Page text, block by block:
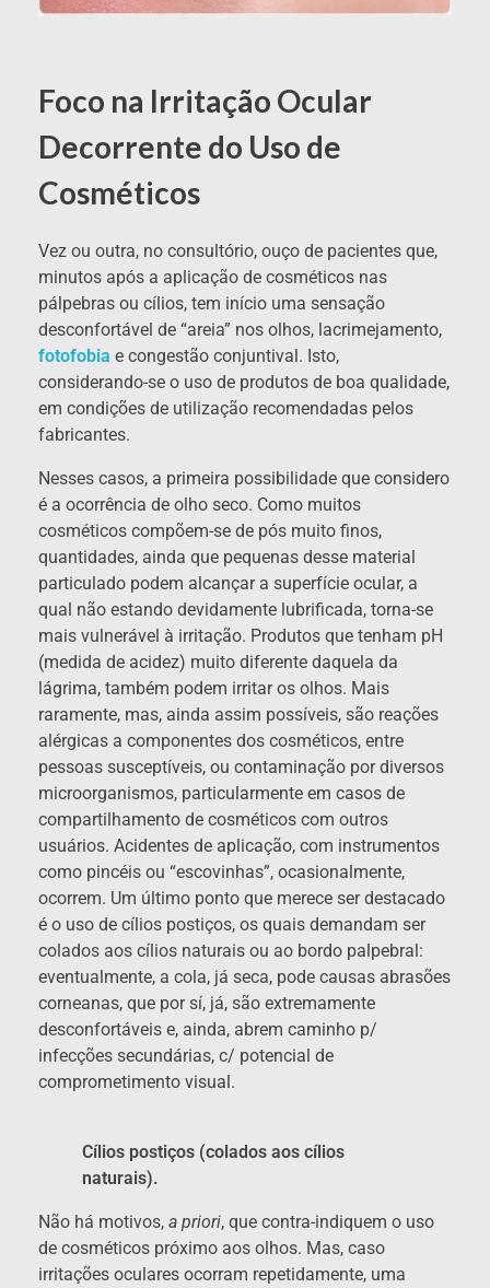
Foco na Irritação Ocular
Decorrente do Uso de
Cosméticos
Vez ou outra, no consultório, ouço de pacientes que,
minutos após a aplicação de cosméticos nas
pálpebras ou cílios, tem início uma sensação
desconfortável de “areia” nos olhos, lacrimejamento,
fotofobia e congestão conjuntival. Isto,
considerando-se o uso de produtos de boa qualidade,
em condições de utilização recomendadas pelos
fabricantes.
Nesses casos, a primeira possibilidade que considero
é a ocorrência de olho seco. Como muitos
cosméticos compõem-se de pós muito finos,
quantidades, ainda que pequenas desse material
particulado podem alcançar a superfície ocular, a
qual não estando devidamente lubrificada, torna-se
mais vulnerável à irritação. Produtos que tenham pH
(medida de acidez) muito diferente daquela da
lágrima, também podem irritar os olhos. Mais
raramente, mas, ainda assim possíveis, são reações
alérgicas a componentes dos cosméticos, entre
pessoas susceptíveis, ou contaminação por diversos
microorganismos, particularmente em casos de
compartilhamento de cosméticos com outros
usuários. Acidentes de aplicação, com instrumentos
como pincéis ou “escovinhas”, ocasionalmente,
ocorrem. Um último ponto que merece ser destacado
é o uso de cílios postiços, os quais demandam ser
colados aos cílios naturais ou ao bordo palpebral:
eventualmente, a cola, já seca, pode causas abrasões
corneanas, que por sí, já, são extremamente
desconfortáveis e, ainda, abrem caminho p/
infecções secundárias, c/ potencial de
comprometimento visual.
Cílios postiços (colados aos cílios
naturais).
Não há motivos, a priori, que contra-indiquem o uso
de cosméticos próximo aos olhos. Mas, caso
irritações oculares ocorram repetidamente, uma